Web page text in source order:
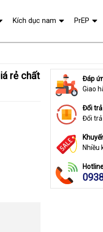
Đáp
Giao
Đổi
Đổi
Nhiều
Kích dục nam PrEP